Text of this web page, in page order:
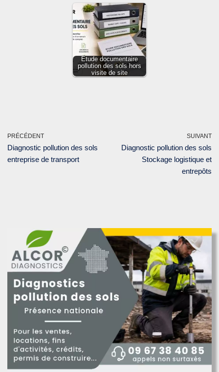
Étude documentaire
pollution des sols hors
visite de site
PRÉCÉDENT
Diagnostic pollution des sols
entreprise de transport
SUIVANT
Diagnostic pollution des sols
Stockage logistique et
entrepôts